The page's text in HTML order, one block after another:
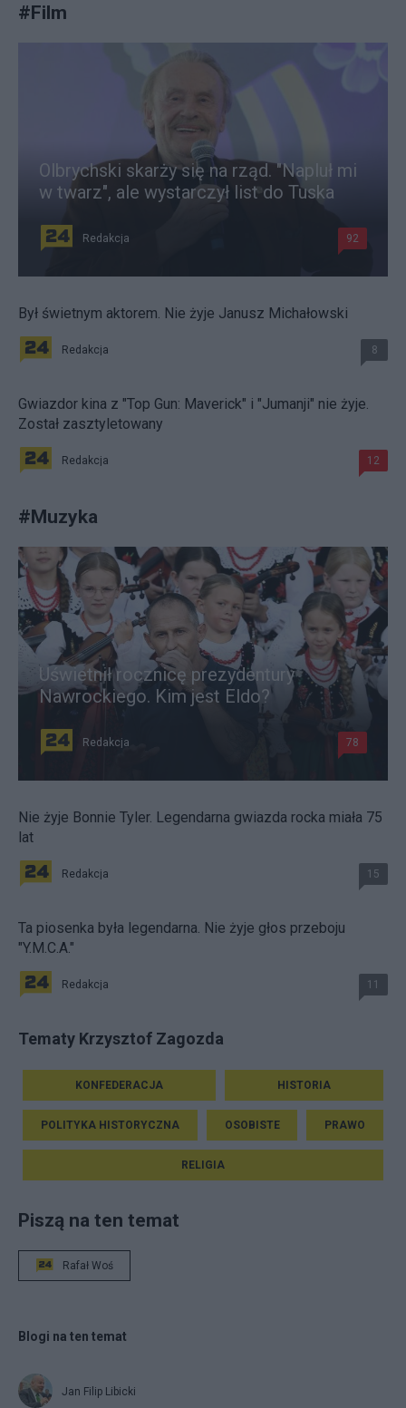
#Film
Olbrychski skarży się na rząd. "Napluł mi
w twarz", ale wystarczył list do Tuska
Redakcja 92
Był świetnym aktorem. Nie żyje Janusz Michałowski
Redakcja 8
Gwiazdor kina z "Top Gun: Maverick" i "Jumanji" nie żyje.
Został zasztyletowany
Redakcja 12
#Muzyka
Uświetnił rocznicę prezydentury
Nawrockiego. Kim jest Eldo?
Redakcja 78
Nie żyje Bonnie Tyler. Legendarna gwiazda rocka miała 75
lat
Redakcja 15
Ta piosenka była legendarna. Nie żyje głos przeboju
"Y.M.C.A."
Redakcja 11
Tematy Krzysztof Zagozda
KONFEDERACJA HISTORIA
POLITYKA HISTORYCZNA OSOBISTE PRAWO
RELIGIA
Piszą na ten temat
Rafał Woś
Blogi na ten temat
Jan Filip Libicki